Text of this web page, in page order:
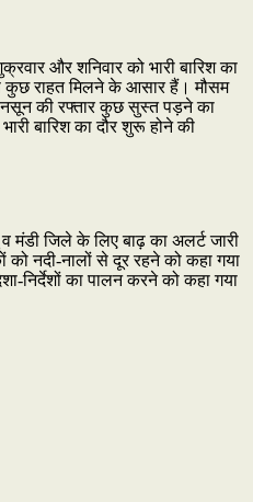
और शनिवार को भारी बारिश का
कुछ राहत मिलने के आसार हैं। मौसम
की रफ्तार कुछ सुस्त पड़ने का
बारिश का दौर शुरू होने की
मंडी जिले के लिए बाढ़ का अलर्ट जारी
को नदी-नालों से दूर रहने को कहा गया
निर्देशों का पालन करने को कहा गया